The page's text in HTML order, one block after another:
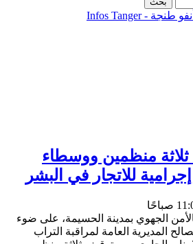
منظمين ووسطاء
للاتجار في البشر
الجهوي بمدينة الحسيمة، على ضوء
المديرية العامة لمراقبة التراب